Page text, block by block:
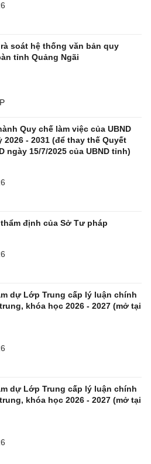
soát hệ thống văn bản quy
tỉnh Quảng Ngãi
Quy chế làm việc của UBND
- 2031 (để thay thế Quyết
ngày 15/7/2025 của UBND tỉnh)
định của Sở Tư pháp
dự Lớp Trung cấp lý luận chính
khóa học 2026 - 2027 (mở tại
dự Lớp Trung cấp lý luận chính
khóa học 2026 - 2027 (mở tại